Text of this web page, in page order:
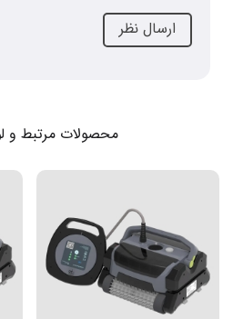
محصولات مرتبط و